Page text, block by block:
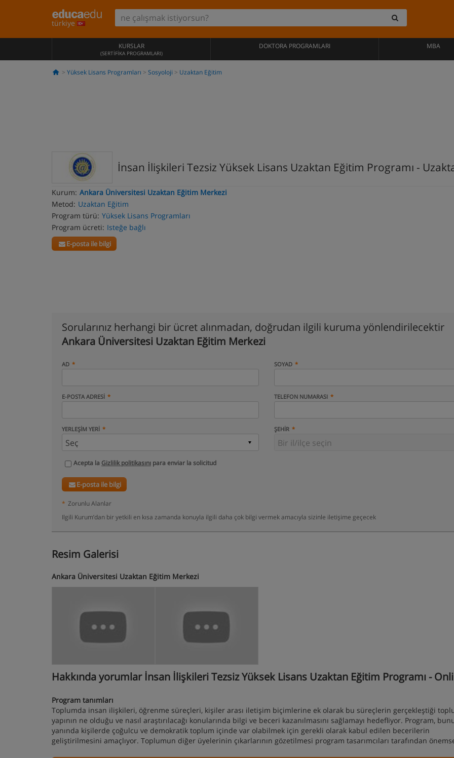
türkiye
KURSLAR
(SERTIFIKA PROGRAMLARI)
DOKTORA PROGRAMLARI MBA
Yüksek Lisans Programları Sosyoloji Uzaktan Eğitim
İnsan İlişkileri Tezsiz Yüksek Lisans Uzaktan Eğitim Programı -
Kurum: Ankara Üniversitesi Uzaktan Eğitim Merkezi
Metod: Uzaktan Eğitim
Program türü: Yüksek Lisans Programları
Program ücreti: Isteğe bağlı
E-posta ile bilgi
Sorularınız herhangi bir ücret alınmadan, doğrudan ilgili kuruma yönlendirilecektir
Ankara Üniversitesi Uzaktan Eğitim Merkezi
AD SOYAD
E-POSTA ADRESI TELEFON NUMARASI
YERLEŞIM YERI ŞEHIR
Acepta la Gizlilik politikasını para enviar la solicitud
E-posta ile bilgi
* Zorunlu Alanlar
Ilgili Kurum’dan bir yetkili en kısa zamanda konuyla ilgili daha çok bilgi vermek amacıyla sizinle iletişime geçecek
Resim Galerisi
Ankara Üniversitesi Uzaktan Eğitim Merkezi
Hakkında yorumlar İnsan İlişkileri Tezsiz Yüksek Lisans Uzaktan Eğitim Programı -
Program tanımları
Toplumda insan ilişkileri, öğrenme süreçleri, kişiler arası iletişim biçimlerine ek olarak bu süreçlerin gerçekleştiği
yapının ne olduğu ve nasıl araştırılacağı konularında bilgi ve beceri kazanılmasını sağlamayı hedefliyor. Program,
yanında kişilerde çoğulcu ve demokratik toplum içinde var olabilmek için gerekli olarak kabul edilen becerilerin
geliştirilmesini amaçlıyor. Toplumun diğer üyelerinin çıkarlarının gözetilmesi program tasarımcıları tarafından